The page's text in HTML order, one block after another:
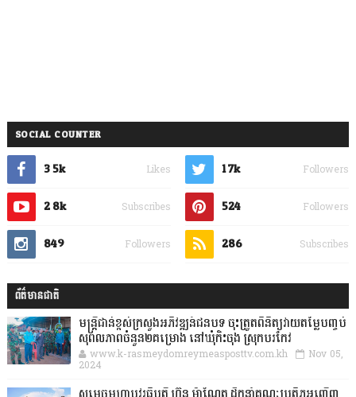
SOCIAL COUNTER
3.5k Likes 1.7k Followers
2.8k Subscribes 524 Followers
849 Followers 286 Subscribes
ព័ត៌មានជាតិ
មន្ត្រីជាន់ខ្ពស់ក្រសួងអភិវឌ្ឍន៍ជនបទ ចុះត្រួតពិនិត្យវាយតម្លៃបញ្ចប់
សុពលភាពចំនួន២គម្រោង នៅឃុំកិះចុង ស្រុកបរកែវ
www.k-rasmeydomreymeasposttv.com.kh Nov 05,
2024